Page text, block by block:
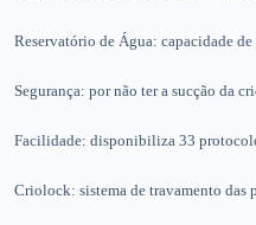
Reservatório de Água: capacidade
Segurança: por não ter a sucção da
Facilidade: disponibiliza 33
Criolock: sistema de travamento das